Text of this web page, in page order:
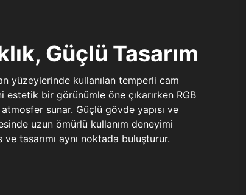
Güçlü Tasarım
yüzeylerinde kullanılan temperli cam
estetik bir görünümle öne çıkarırken RGB
sunar. Güçlü gövde yapısı ve
uzun ömürlü kullanım deneyimi
tasarımı aynı noktada buluşturur.